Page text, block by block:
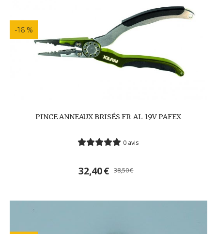
-16 %
PINCE ANNEAUX BRISÉS FR-AL-19V PAFEX
0 avis
32,40€ 38,50€